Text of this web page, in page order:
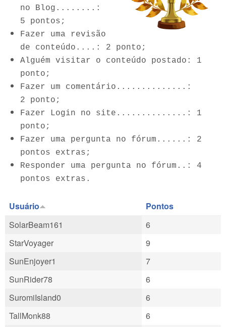
no Blog........:
5 pontos;
Fazer uma revisão
de conteúdo....: 2 ponto;
Alguém visitar o conteúdo postado: 1
ponto;
Fazer um comentário..............:
2 ponto;
Fazer Login no site..............: 1
ponto;
Fazer uma pergunta no fórum......: 2
pontos extras;
Responder uma pergunta no fórum..: 4
pontos extras.
Usuário
Pontos
SolarBeam161
6
StarVoyager
9
SunEnjoyer1
7
SunRider78
6
SuromiIsland0
6
TallMonk88
6